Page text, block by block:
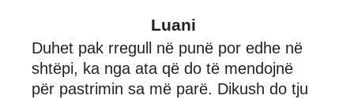
Luani
Duhet pak rregull në punë por edhe në
shtëpi, ka nga ata që do të mendojnë
për pastrimin sa më parë. Dikush do tju